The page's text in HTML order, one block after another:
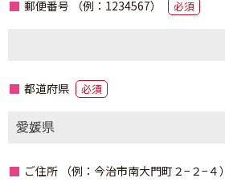
郵便番号 （例：1234567） 必須
都道府県 必須
ご住所 （例：今治市南⼤⾨町２−２−４）